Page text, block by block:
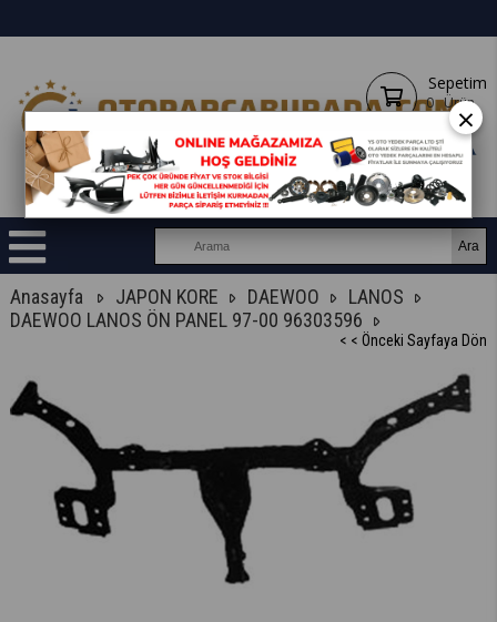
Sepetim
0 Ürün
Anasayfa JAPON KORE DAEWOO
LANOS
DAEWOO LANOS ÖN PANEL 97-00 96303596
< < Önceki Sayfaya Dön
×